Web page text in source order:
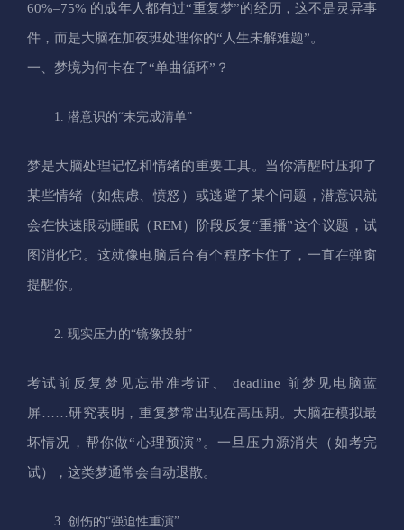
60%–75% 的成年人都有过“重复梦”的经历，这不是灵异事
件，而是大脑在加夜班处理你的“人生未解难题”。
一、梦境为何卡在了“单曲循环”？
潜意识的“未完成清单”
梦是大脑处理记忆和情绪的重要工具。当你清醒时压抑了
某些情绪（如焦虑、愤怒）或逃避了某个问题，潜意识就
会在快速眼动睡眠（REM）阶段反复“重播”这个议题，试
图消化它。这就像电脑后台有个程序卡住了，一直在弹窗
提醒你。
现实压力的“镜像投射”
考试前反复梦见忘带准考证、 deadline 前梦见电脑蓝
屏……研究表明，重复梦常出现在高压期。大脑在模拟最
坏情况，帮你做“心理预演”。一旦压力源消失（如考完
试），这类梦通常会自动退散。
创伤的“强迫性重演”